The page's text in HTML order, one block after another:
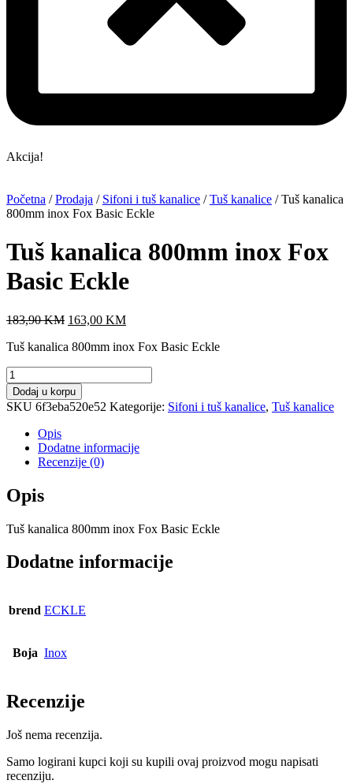
Akcija!
Početna /Prodaja / Sifoni i tuš kanalice /Tuš kanalice / Tuš kanalica
800mm inox Fox Basic Eckle
Tuš kanalica 800mm inox Fox
Basic Eckle
183,90KM Original
was:
163,00 KMCurrent
is:
Tuš kanalica 800mm inox Fox Basic Eckle
Tuš
kanalica
800mm
inox
Basic
Eckle
količina
Dodaj u korpu
SKU 6f3eba520e52 Kategorije: Sifoni i tuš kanalice, Tuš kanalice
Opis
Dodatne informacije
Recenzije (0)
Opis
Tuš kanalica 800mm inox Fox Basic Eckle
Dodatne informacije
brend ECKLE
Boja Inox
Recenzije
Još nema recenzija.
Samo logirani kupci koji su kupili ovaj proizvod mogu napisati
recenziju.